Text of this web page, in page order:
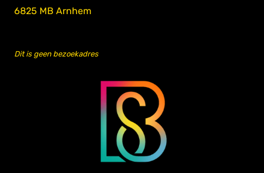
6825 MB Arnhem
Dit is geen bezoekadres